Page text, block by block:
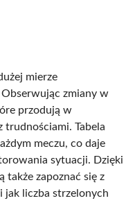
mierze
zmiany w
przodują w
trudnościami. Tabela
meczu, co daje
sytuacji. Dzięki
także zapoznać się z
liczba strzelonych